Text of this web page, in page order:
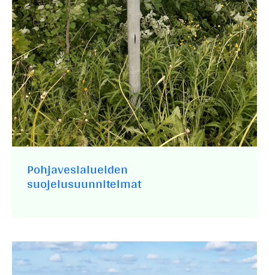
Pohjavesialueiden
suojelusuunnitelmat